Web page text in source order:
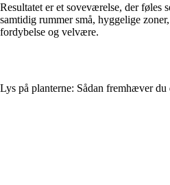
Resultatet er et soveværelse, der føles
samtidig rummer små, hyggelige
fordybelse og velvære.
Lys på planterne: Sådan fremhæver